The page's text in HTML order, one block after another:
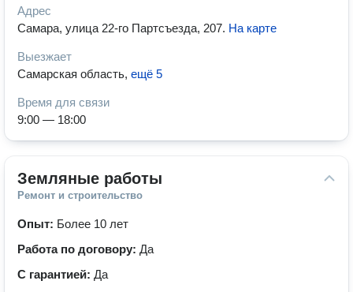
Адрес
Самара, улица 22-го Партсъезда, 207. На карте
Выезжает
Самарская область, ещё 5
Время для связи
9:00 — 18:00
Земляные работы
Ремонт и строительство
Опыт: Более 10 лет
Работа по договору: Да
С гарантией: Да